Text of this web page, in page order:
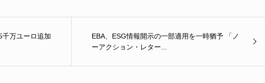
万ユーロ追加
EBA、ESG情報開示の一部適用を一時猶予 「ノ
ーアクション・レター...